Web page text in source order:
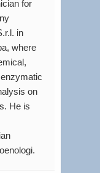
for
in
where
on
He is